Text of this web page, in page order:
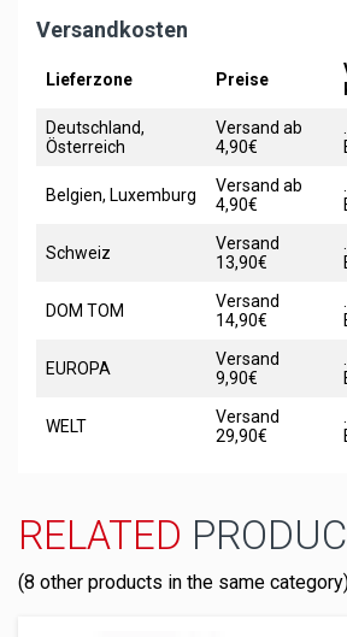
Versandkosten
Lieferzone Preise
Deutschland,
Österreich
Versand ab
4,90€
Belgien, Luxemburg
Versand ab
4,90€
Schweiz
Versand
13,90€
DOM TOM
Versand
14,90€
EUROPA
Versand
9,90€
WELT
Versand
29,90€
RELATED
(8 other products in the same